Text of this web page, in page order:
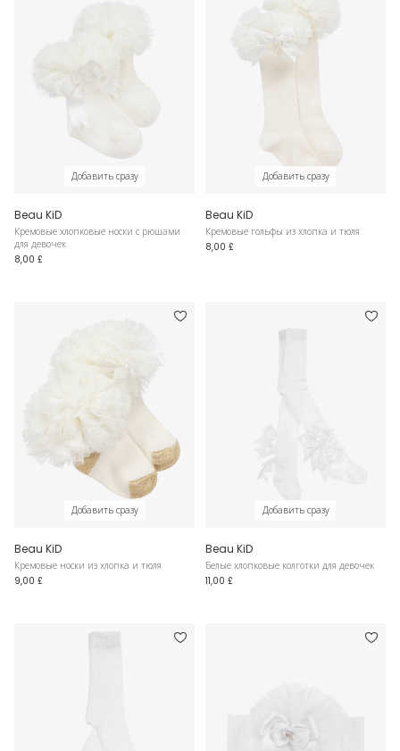
Добавить сразу
Beau KiD
Кремовые хлопковые носки с рюшами
для девочек
8,00 £
Добавить сразу
Beau KiD
Кремовые гольфы из хлопка и тюля
8,00 £
Добавить сразу
Beau KiD
Кремовые носки из хлопка и тюля
9,00 £
Добавить сразу
Beau KiD
Белые хлопковые колготки для девочек
11,00 £